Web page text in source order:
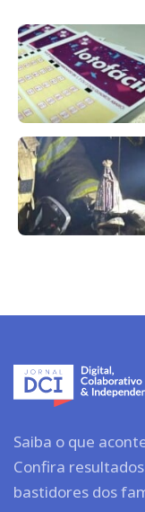
Saiba o que
Confira
bastidores dos